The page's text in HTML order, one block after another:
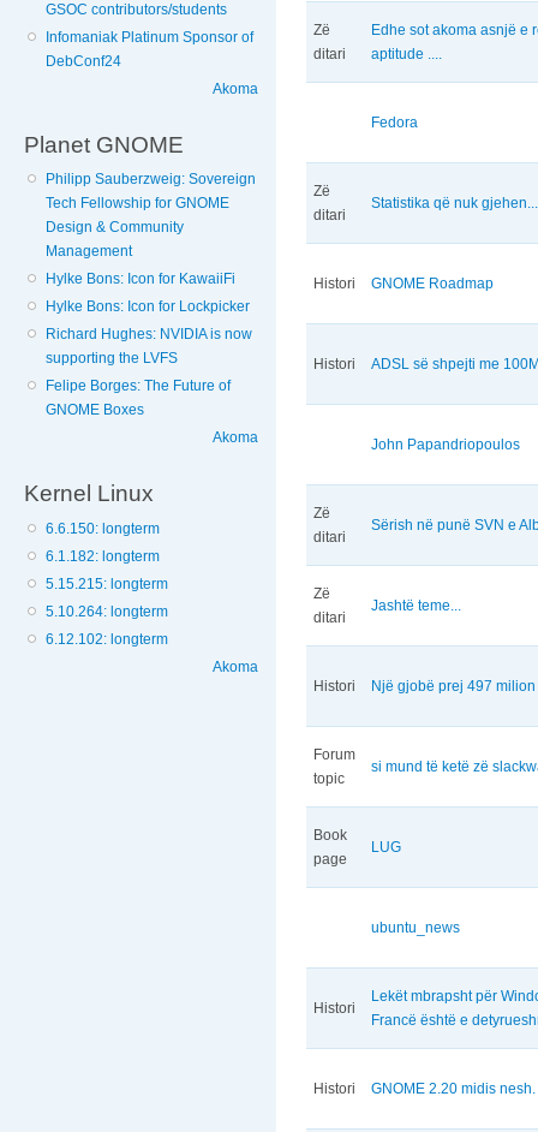
GSOC contributors/students
Infomaniak Platinum Sponsor of
DebConf24
Akoma
Planet GNOME
Philipp Sauberzweig: Sovereign
Tech Fellowship for GNOME
Design & Community
Management
Hylke Bons: Icon for KawaiiFi
Hylke Bons: Icon for Lockpicker
Richard Hughes: NVIDIA is now
supporting the LVFS
Felipe Borges: The Future of
GNOME Boxes
Akoma
Kernel Linux
6.6.150: longterm
6.1.182: longterm
5.15.215: longterm
5.10.264: longterm
6.12.102: longterm
Akoma
Zë
ditari
Edhe sot akoma asnjë e
aptitude ....
Fedora
Zë
ditari
Statistika që nuk
Histori GNOME Roadmap
Histori ADSL së shpejti me
John Papandriopoulos
Zë
ditari
Sërish në punë SVN e
Zë
ditari
Jashtë teme...
Histori Një gjobë prej 497
Forum
topic
si mund të ketë zë
Book
page
LUG
ubuntu_news
Histori
Lekët mbrapsht për
Francë është e
Histori GNOME 2.20 midis nesh.